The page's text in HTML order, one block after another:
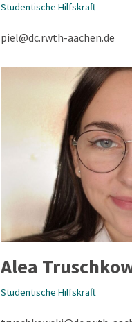
Studentische Hilfskraft
piel@dc.rwth-aachen.de
Alea
Studentische Hilfskraft